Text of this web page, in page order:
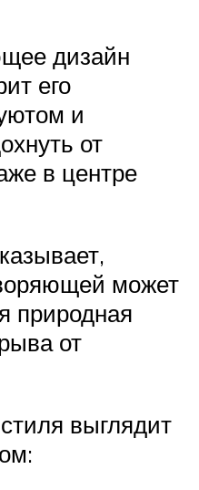
дизайн
его
и
от
в центре
может
природная
от
выглядит